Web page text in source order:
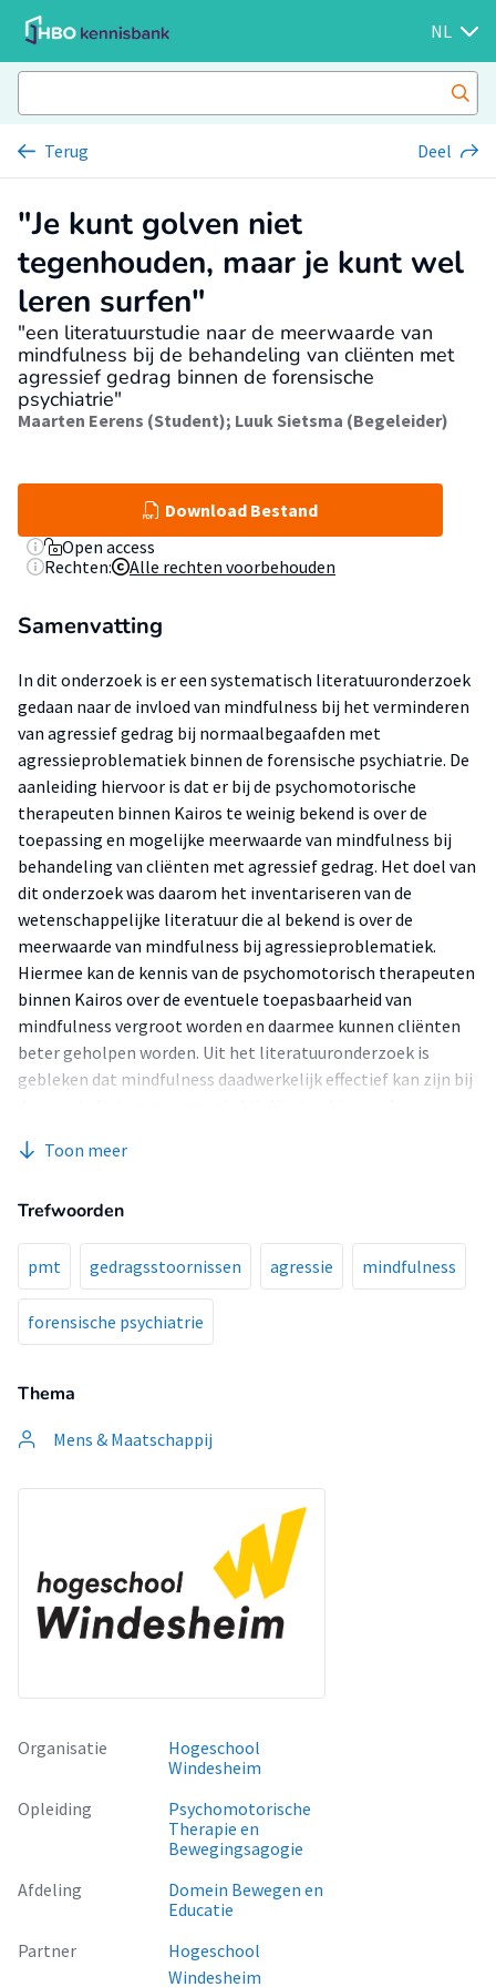
NL
Terug Deel
"Je kunt golven niet
tegenhouden, maar je kunt wel
leren surfen"
"een literatuurstudie naar de meerwaarde van
mindfulness bij de behandeling van cliënten met
agressief gedrag binnen de forensische
psychiatrie"
Maarten Eerens (Student); Luuk Sietsma (Begeleider)
Download Bestand
Open access
Rechten:
Alle rechten voorbehouden
Samenvatting
In dit onderzoek is er een systematisch literatuuronderzoek
gedaan naar de invloed van mindfulness bij het verminderen
van agressief gedrag bij normaalbegaafden met
agressieproblematiek binnen de forensische psychiatrie. De
aanleiding hiervoor is dat er bij de psychomotorische
therapeuten binnen Kairos te weinig bekend is over de
toepassing en mogelijke meerwaarde van mindfulness bij
behandeling van cliënten met agressief gedrag. Het doel van
dit onderzoek was daarom het inventariseren van de
wetenschappelijke literatuur die al bekend is over de
meerwaarde van mindfulness bij agressieproblematiek.
Hiermee kan de kennis van de psychomotorisch therapeuten
binnen Kairos over de eventuele toepasbaarheid van
mindfulness vergroot worden en daarmee kunnen cliënten
beter geholpen worden. Uit het literatuuronderzoek is
gebleken dat mindfulness daadwerkelijk effectief kan zijn bij
worden gemaakt is dat de onderzoeksgroepen die in de
beperkt waren om dusdanige conclusies te trekken die
algemeen gelden. Een mogelijk vervolgonderzoek zou zich
daarom kunnen richten op een grotere en volledigere
onderzoeksgroep waarbij er daarnaast ook sprake is van een
controlegroep.
Toon meer
Trefwoorden
pmt gedragsstoornissen agressie mindfulness
forensische psychiatrie
Thema
Mens & Maatschappij
Organisatie
Hogeschool
Windesheim
Opleiding
Psychomotorische
Therapie en
Bewegingsagogie
Afdeling
Domein Bewegen en
Educatie
Partner
Hogeschool
Windesheim